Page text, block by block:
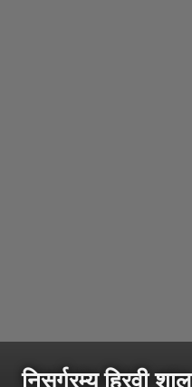
निसर्गरम्य हिरवी शाल